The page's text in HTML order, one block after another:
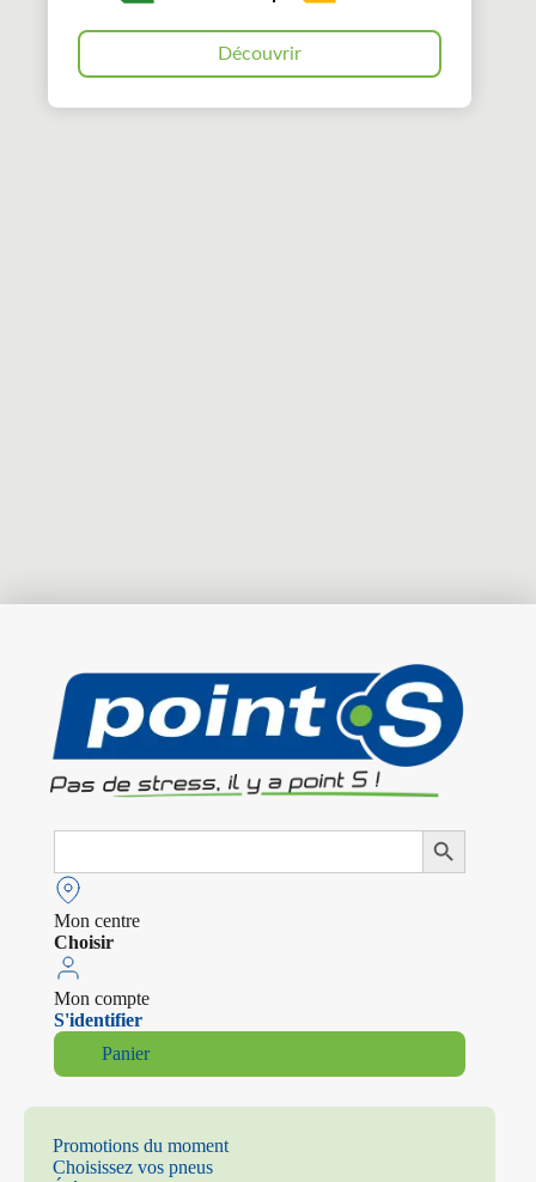
Découvrir
Search
Search Button
Mon centre
Choisir
Mon compte
S'identifier
Panier
Promotions du moment
Choisissez vos pneus